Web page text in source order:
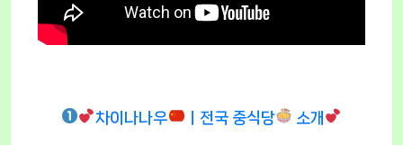
차이나나우 ㅣ전국 중식당 소개